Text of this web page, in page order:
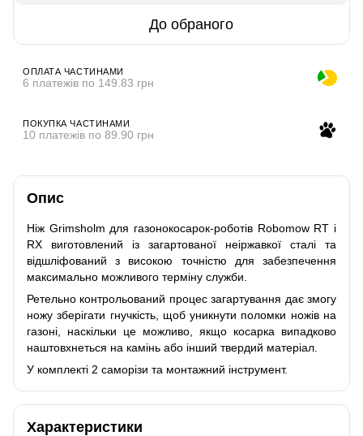
До обраного
ОПЛАТА ЧАСТИНАМИ
6 платежів по 149.83 грн
ПОКУПКА ЧАСТИНАМИ
10 платежів по 89.90 грн
Опис
Ніж Grimsholm для газонокосарок-роботів Robomow RT і
RX виготовлений із загартованої неіржавкої сталі та
відшліфований з високою точністю для забезпечення
максимально можливого терміну служби.
Ретельно контрольований процес загартування дає змогу
ножу зберігати гнучкість, щоб уникнути поломки ножів на
газоні, наскільки це можливо, якщо косарка випадково
наштовхнеться на камінь або інший твердий матеріал.
У комплекті 2 саморізи та монтажний інструмент.
Характеристики